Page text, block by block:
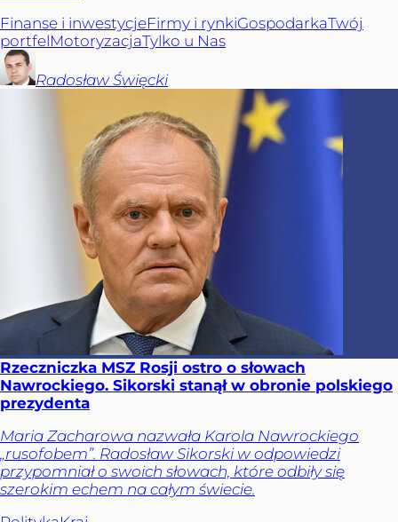
Finanse i inwestycjeFirmy i rynkiGospodarkaTwój
portfelMotoryzacjaTylko u Nas
Radosław Święcki
Rzeczniczka MSZ Rosji ostro o słowach
Nawrockiego. Sikorski stanął w obronie polskiego
prezydenta
Maria Zacharowa nazwała Karola Nawrockiego
„rusofobem”. Radosław Sikorski w odpowiedzi
przypomniał o swoich słowach, które odbiły się
szerokim echem na całym świecie.